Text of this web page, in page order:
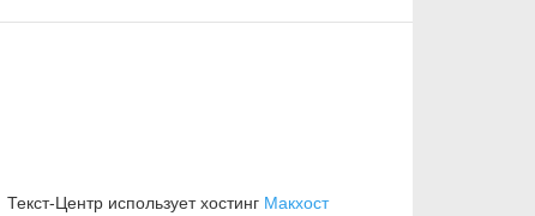
Текст-Центр использует хостинг Макхост